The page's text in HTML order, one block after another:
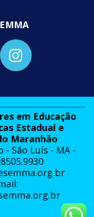
em Educação
Estadual e
Maranhão
- São Luís - MA -